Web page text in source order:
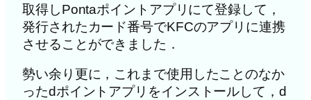
取得しPontaポイントアプリにて登録して，
発行されたカード番号でKFCのアプリに連携
させることができました．
勢い余り更に，これまで使用したことのなか
ったdポイントアプリをインストールして，d